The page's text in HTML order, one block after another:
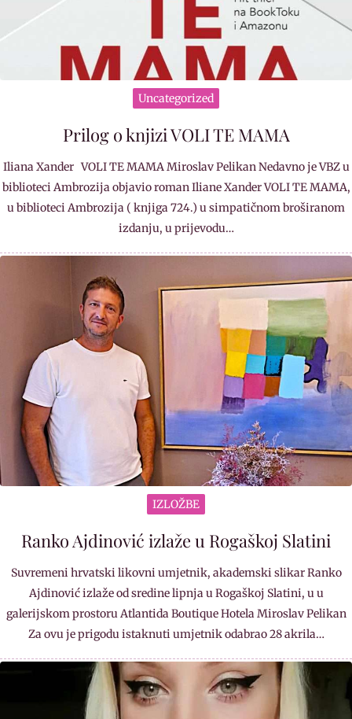
Uncategorized
Prilog o knjizi VOLI TE MAMA
Iliana Xander VOLI TE MAMA Miroslav Pelikan Nedavno je VBZ u
biblioteci Ambrozija objavio roman Iliane Xander VOLI TE MAMA,
u biblioteci Ambrozija ( knjiga 724.) u simpatičnom broširanom
izdanju, u prijevodu…
IZLOŽBE
Ranko Ajdinović izlaže u Rogaškoj Slatini
Suvremeni hrvatski likovni umjetnik, akademski slikar Ranko
Ajdinović izlaže od sredine lipnja u Rogaškoj Slatini, u u
galerijskom prostoru Atlantida Boutique Hotela Miroslav Pelikan
Za ovu je prigodu istaknuti umjetnik odabrao 28 akrila…